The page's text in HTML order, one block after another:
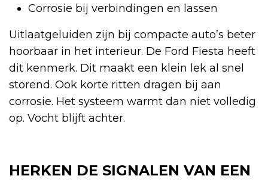
Corrosie bij verbindingen en lassen
Uitlaatgeluiden zijn bij compacte auto’s beter
hoorbaar in het interieur. De Ford Fiesta heeft
dit kenmerk. Dit maakt een klein lek al snel
storend. Ook korte ritten dragen bij aan
corrosie. Het systeem warmt dan niet volledig
op. Vocht blijft achter.
HERKEN DE SIGNALEN VAN EEN